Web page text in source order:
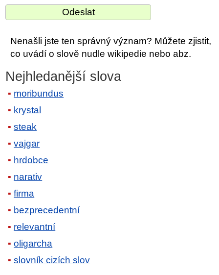
Nenašli jste ten správný význam? Můžete zjistit,
co uvádí o slově nudle wikipedie nebo abz.
Nejhledanější slova
moribundus
krystal
steak
vajgar
hrdobce
narativ
firma
bezprecedentní
relevantní
oligarcha
slovník cizích slov